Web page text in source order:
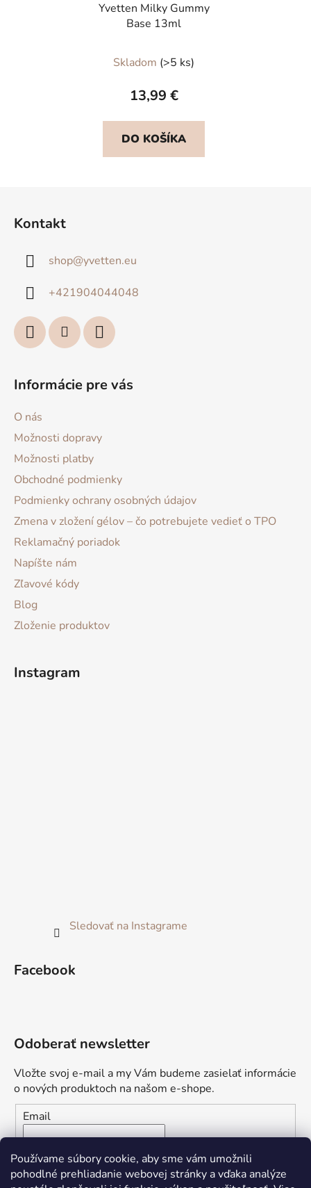
Používame súbory cookie, aby sme vám umožnili
pohodlné prehliadanie webovej stránky a vďaka analýze
Yvetten Milky Gummy
Base 13ml
Skladom (>5 ks)
13,99 €
DO KOŠÍKA
Kontakt
shop@yvetten.eu
+421904044048
Informácie pre vás
O nás
Možnosti dopravy
Možnosti platby
Obchodné podmienky
Podmienky ochrany osobných údajov
Zmena v zložení gélov – čo potrebujete vedieť o TPO
Reklamačný poriadok
Napíšte nám
Zľavové kódy
Blog
Zloženie produktov
Instagram
Sledovať na Instagrame
Facebook
Odoberať newsletter
Vložte svoj e-mail a my Vám budeme zasielať informácie
o nových produktoch na našom e-shope.
Email
Vložením e-mailu súhlasíte s
podmienkami ochrany
osobných údajov